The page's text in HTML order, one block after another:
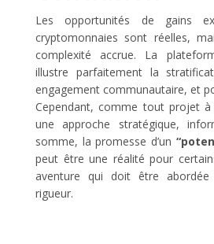
Les opportunités de gains
cryptomonnaies sont réelles,
complexité accrue. La
illustre parfaitement la
engagement communautaire, et
Cependant, comme tout projet
une approche stratégique,
somme, la promesse d’un
peut être une réalité pour
aventure qui doit être
rigueur.